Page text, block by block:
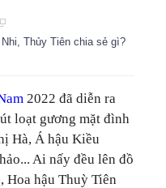
Thủy Tiên chia sẻ gì?
2022 đã diễn ra
loạt gương mặt đình
Hà, Á hậu Kiều
Ai nấy đều lên đồ
Hoa hậu Thuỳ Tiên